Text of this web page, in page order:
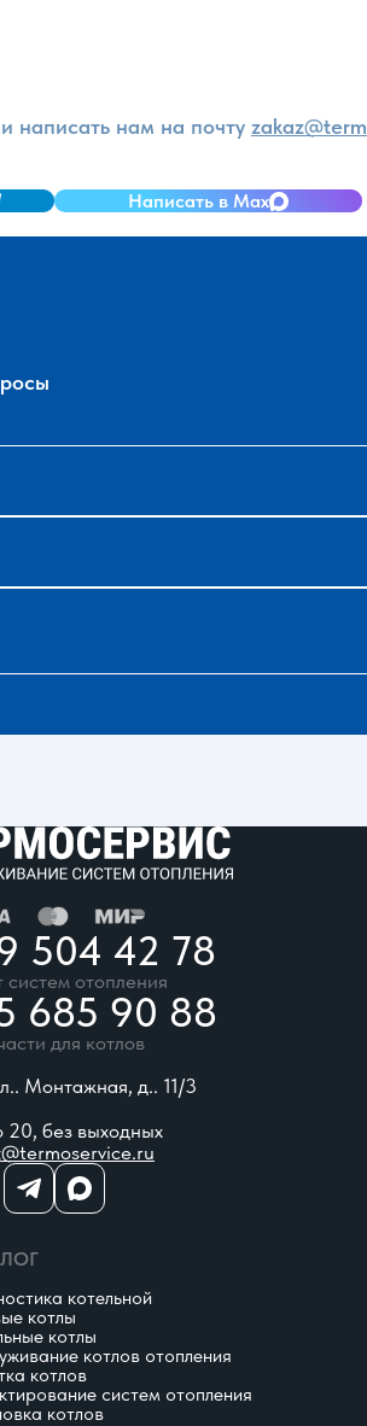
написать нам на почту
Написать в Max
504 42 78
систем отопления
685 90 88
для котлов
Монтажная, д.. 11/3
20, без выходных
котельной
котлы
котлы
котлов отопления
котлов
систем отопления
котлов